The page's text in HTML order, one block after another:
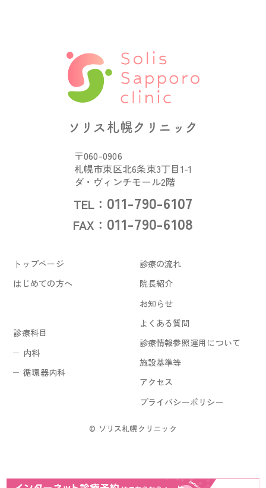
ソリス札幌クリニック
〒060-0906
札幌市東区北6条東3丁目1-1
ダ・ヴィンチモール2階
TEL： 011-790-6107
FAX： 011-790-6108
トップページ
はじめての方へ
診療科目
内科
循環器内科
診療の流れ
院長紹介
お知らせ
よくある質問
診療情報参照運用について
施設基準等
アクセス
プライバシーポリシー
© ソリス札幌クリニック